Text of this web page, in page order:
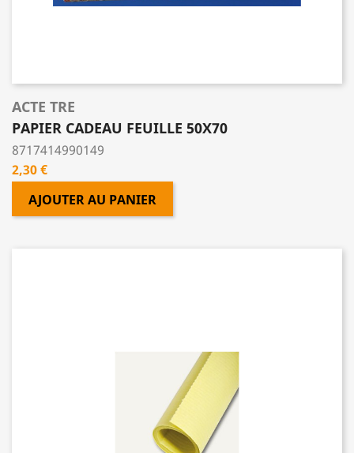
ACTE TRE
PAPIER CADEAU FEUILLE 50X70
8717414990149
Prix
2,30 €
AJOUTER AU PANIER